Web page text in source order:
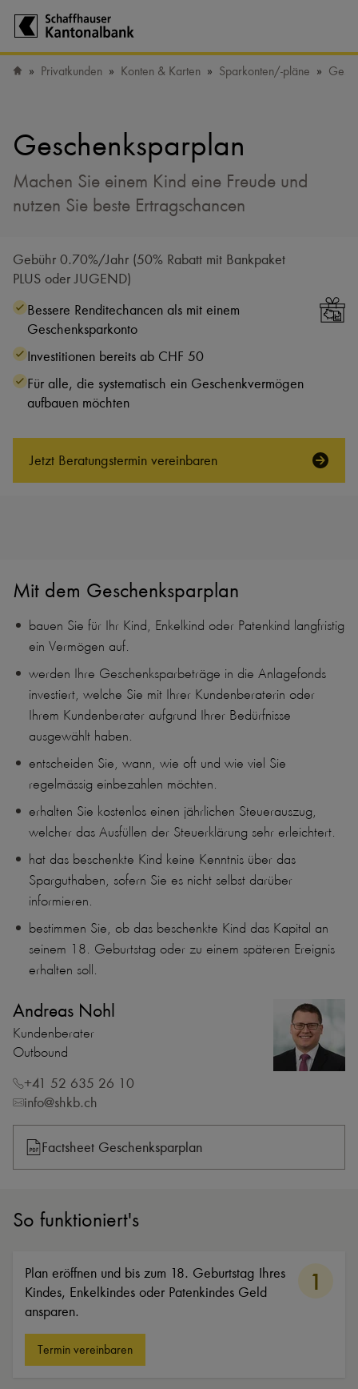
Privatkunden Konten & Karten Sparkonten/​-pläne
Geschenksparplan
Machen Sie einem Kind eine Freude und
nutzen Sie beste Ertragschancen
Gebühr 0.70%/Jahr (50% Rabatt mit Bankpaket
PLUS oder JUGEND)
Bessere Renditechancen als mit einem
Geschenksparkonto
Investitionen bereits ab CHF 50
Für alle, die systematisch ein Geschenkvermögen
aufbauen möchten
Jetzt Beratungs­termin vereinbaren
Mit dem Geschenksparplan
bauen Sie für Ihr Kind, Enkelkind oder Patenkind langfristig
ein Vermögen auf.
werden Ihre Geschenksparbeträge in die Anlagefonds
investiert, welche Sie mit Ihrer Kundenberaterin oder
Ihrem Kundenberater aufgrund Ihrer Bedürfnisse
ausgewählt haben.
entscheiden Sie, wann, wie oft und wie viel Sie
regelmässig einbezahlen möchten.
erhalten Sie kostenlos einen jährlichen Steuerauszug,
welcher das Ausfüllen der Steuerklärung sehr erleichtert.
hat das beschenkte Kind keine Kenntnis über das
Sparguthaben, sofern Sie es nicht selbst darüber
informieren.
bestimmen Sie, ob das beschenkte Kind das Kapital an
seinem 18. Geburtstag oder zu einem späteren Ereignis
erhalten soll.
Andreas Nohl
Kundenberater
Outbound
+41 52 635 26 10
info@shkb.ch
Factsheet Geschenksparplan
So funktioniert's
1
Plan eröffnen und bis zum 18. Geburtstag Ihres
Kindes, Enkelkindes oder Patenkindes Geld
ansparen.
Termin vereinbaren